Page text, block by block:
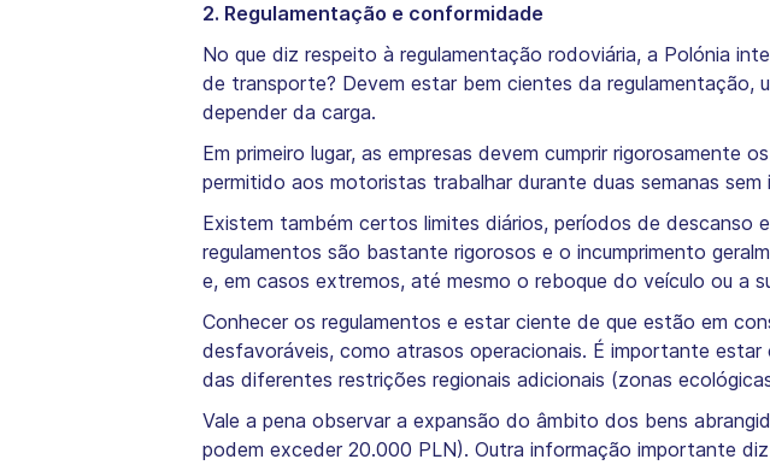
2. Regulamentação e conformidade
No que diz respeito à regulamentação rodoviária, a Polónia
de transporte? Devem estar bem cientes da regulamentação,
depender da carga.
Em primeiro lugar, as empresas devem cumprir rigorosamente
permitido aos motoristas trabalhar durante duas semanas
Existem também certos limites diários, períodos de descanso
regulamentos são bastante rigorosos e o incumprimento
e, em casos extremos, até mesmo o reboque do veículo ou a
Conhecer os regulamentos e estar ciente de que estão em
desfavoráveis, como atrasos operacionais. É importante
das diferentes restrições regionais adicionais (zonas
Vale a pena observar a expansão do âmbito dos bens
podem exceder 20.000 PLN). Outra informação importante